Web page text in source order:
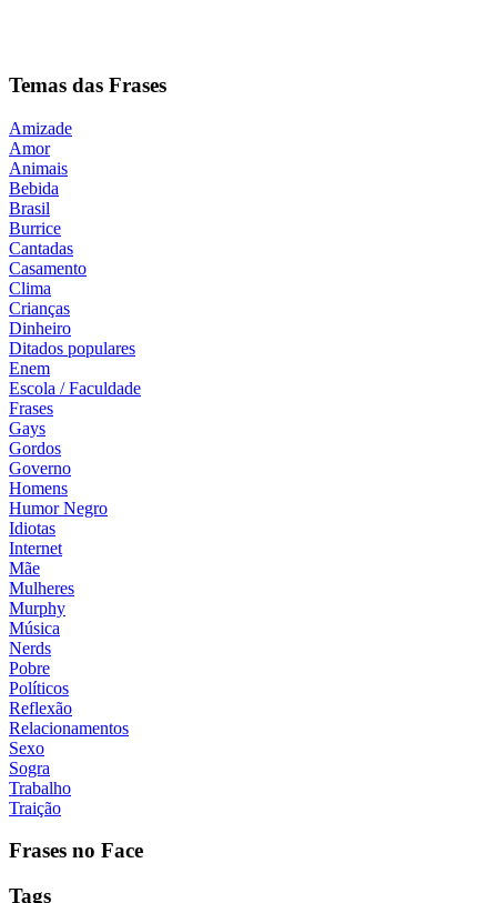
Temas das Frases
Amizade
Amor
Animais
Bebida
Brasil
Burrice
Cantadas
Casamento
Clima
Crianças
Dinheiro
Ditados populares
Enem
Escola / Faculdade
Frases
Gays
Gordos
Governo
Homens
Humor Negro
Idiotas
Internet
Mãe
Mulheres
Murphy
Música
Nerds
Pobre
Políticos
Reflexão
Relacionamentos
Sexo
Sogra
Trabalho
Traição
Frases no Face
Tags